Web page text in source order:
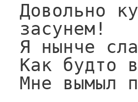
Довольно
засунем!
Я нынче
Как будто
Мне вымыл